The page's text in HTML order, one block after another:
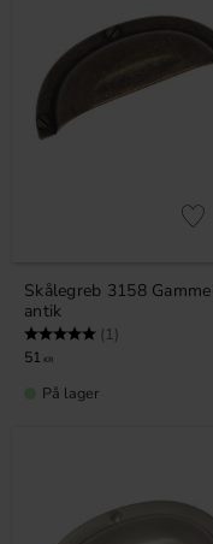
Skålegreb 3158
antik
Vurdering: (1)
51 KR
På lager